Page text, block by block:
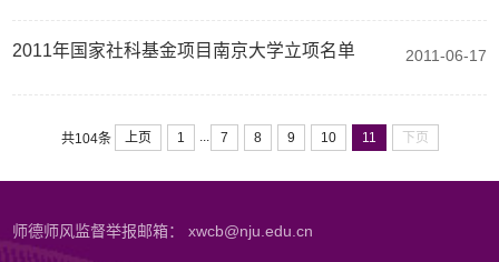
2011年国家社科基金项目南京大学立项名单 2011-06-17
共104条 上页 1 ... 7 8 9 10 11 下页
师德师风监督举报邮箱： xwcb@nju.edu.cn